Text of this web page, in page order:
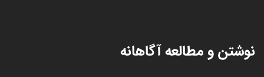
نوشتن و مطالعه آگاهانه